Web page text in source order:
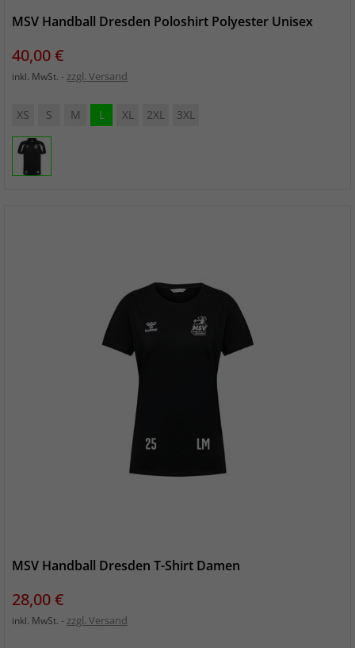
MSV Handball Dresden Poloshirt Polyester Unisex
Preis
40,00 €
inkl. MwSt. zzgl. Versand
XS S M L XL 2XL 3XL
MSV Handball Dresden T-Shirt Damen
Preis
28,00 €
inkl. MwSt. zzgl. Versand